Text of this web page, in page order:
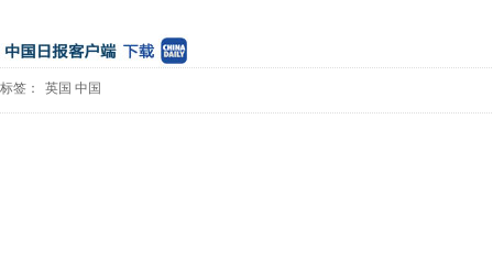
标签： 英国 中国